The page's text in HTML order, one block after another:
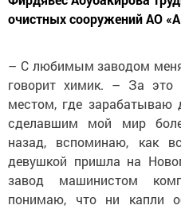
очистных сооружений АО
– С любимым заводом
говорит химик. – За
местом, где
сделавшим мой мир
назад, вспоминаю, как
девушкой пришла на
завод машинистом
понимаю, что ни капли